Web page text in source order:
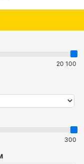
20 100
300